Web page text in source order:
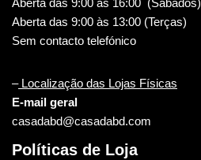
Aberta das 9:00 às 16:00 (Sábados)
Aberta das 9:00 às 13:00 (Terças)
Sem contacto telefónico
–Localização das Lojas Físicas
E-mail geral
casadabd@casadabd.com
Políticas de Loja